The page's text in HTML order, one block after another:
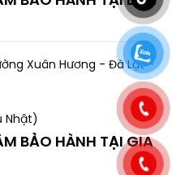
Xuân Hương - Đà Lạt -
Nhật)
BẢO HÀNH TẠI GIA